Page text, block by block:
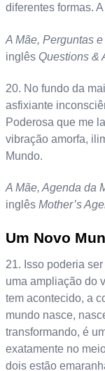
diferentes formas.
A Mãe, Perguntas
inglês Questions &
20. No fundo da
asfixiante
Poderosa que me
vibração amorfa,
Mundo.
A Mãe, Agenda da
inglês Mother’s
Um Novo
21. Isso poderia
uma ampliação do
tem acontecido, a
mundo nasce,
transformando, é
exatamente no
dois estão